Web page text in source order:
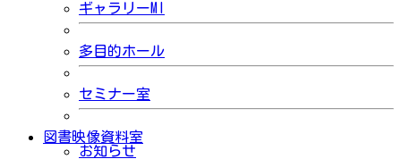
ギャラリーMI
多目的ホール
セミナー室
図書映像資料室
お知らせ